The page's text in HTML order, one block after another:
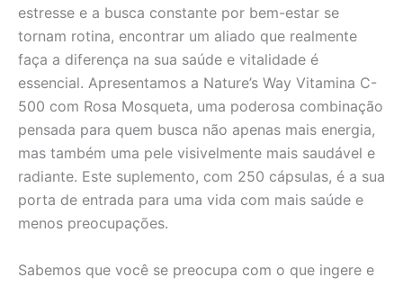
estresse e a busca constante por bem-estar se
tornam rotina, encontrar um aliado que realmente
faça a diferença na sua saúde e vitalidade é
essencial. Apresentamos a Nature’s Way Vitamina C-
500 com Rosa Mosqueta, uma poderosa combinação
pensada para quem busca não apenas mais energia,
mas também uma pele visivelmente mais saudável e
radiante. Este suplemento, com 250 cápsulas, é a sua
porta de entrada para uma vida com mais saúde e
menos preocupações.
Sabemos que você se preocupa com o que ingere e